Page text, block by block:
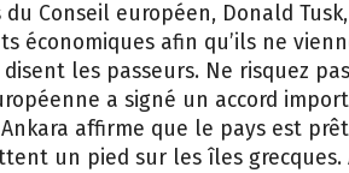
Conseil européen, Donald
économiques afin qu’ils ne
les passeurs. Ne risquez
a signé un accord
affirme que le pays est
un pied sur les îles grecques.